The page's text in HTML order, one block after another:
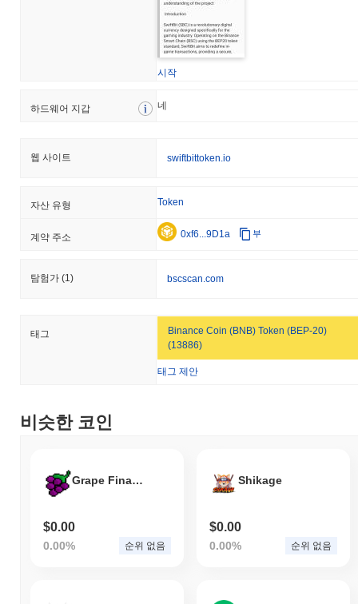
시작
하드웨어 지갑 네
웹 사이트 swiftbittoken.io
자산 유형 Token
계약 주소 0xf6...9D1a 부
탐험가 (1) bscscan.com
태그
Binance Coin (BNB) Token (BEP-20)
(13886)
태그 제안
비슷한 코인
Grape Finance
$0.00
0.00% 순위 없음
Shikage
$0.00
0.00% 순위 없음